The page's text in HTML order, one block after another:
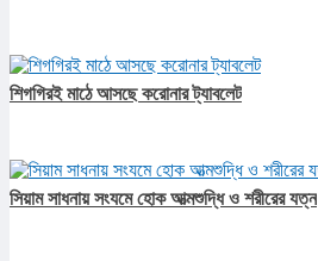
শিগগিরই মাঠে আসছে করোনার ট্যাবলেট
সিয়াম সাধনায় সংযমে হোক আত্মশুদ্ধি ও শরীরের যত্ন